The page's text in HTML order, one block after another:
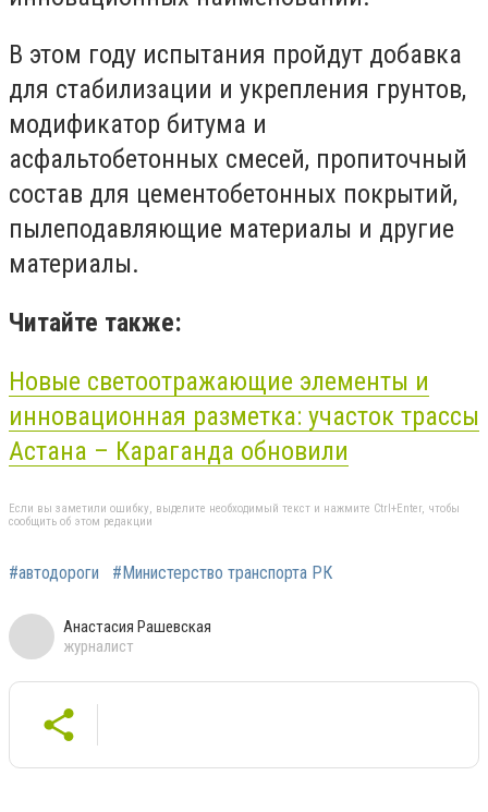
В этом году испытания пройдут добавка
для стабилизации и укрепления грунтов,
модификатор битума и
асфальтобетонных смесей, пропиточный
состав для цементобетонных покрытий,
пылеподавляющие материалы и другие
материалы.
Читайте также:
Новые светоотражающие элементы и
инновационная разметка: участок трассы
Астана – Караганда обновили
Если вы заметили ошибку, выделите необходимый текст и нажмите Ctrl+Enter, чтобы
сообщить об этом редакции
#автодороги #Министерство транспорта РК
Анастасия Рашевская
журналист